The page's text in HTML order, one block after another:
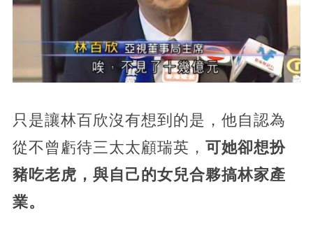
只是讓林百欣沒有想到的是，他自認為
從不曾虧待三太太顧瑞英， 可她卻想扮
豬吃老虎，與自己的女兒合夥搞林家產
業。